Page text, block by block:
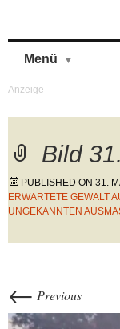
Menü
Bild
PUBLISHED ON 31.
ERWARTETE GEWALT
UNGEKANNTEN
← Previous